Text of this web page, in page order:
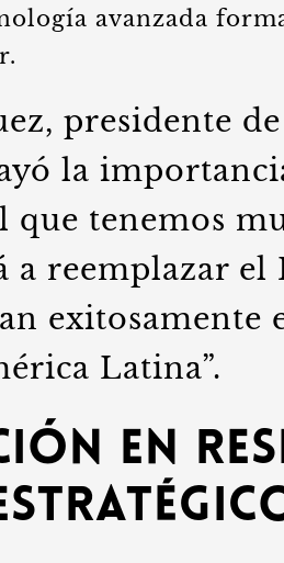
avanzada
presidente
la
tenemos
a reemplazar el
exitosamente
Latina”.
en